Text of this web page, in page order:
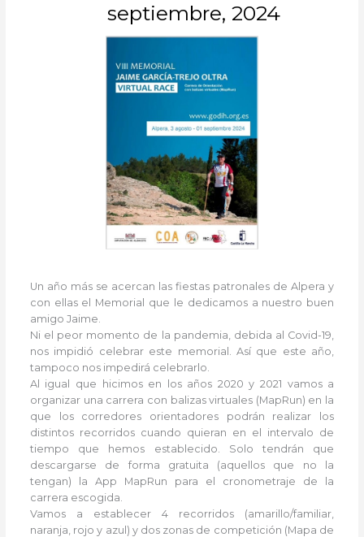
septiembre, 2024
Un año más se acercan las fiestas patronales de Alpera y
con ellas el Memorial que le dedicamos a nuestro buen
amigo Jaime.
Ni el peor momento de la pandemia, debida al Covid-19,
nos impidió celebrar este memorial. Así que este año,
tampoco nos impedirá celebrarlo.
Al igual que hicimos en los años 2020 y 2021 vamos a
organizar una carrera con balizas virtuales (MapRun) en la
que los corredores orientadores podrán realizar los
distintos recorridos cuando quieran en el intervalo de
tiempo que hemos establecido. Solo tendrán que
descargarse de forma gratuita (aquellos que no la
tengan) la App MapRun para el cronometraje de la
carrera escogida.
Vamos a establecer 4 recorridos (amarillo/familiar,
naranja, rojo y azul) y dos zonas de competición (Mapa de